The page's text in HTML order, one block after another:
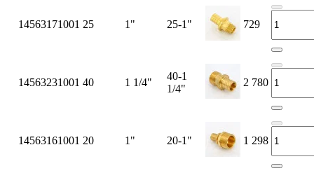
14563171001 25 1" 25-1" 729
14563231001 40 1 1/4"
40-1
1/4"
2 780
14563161001 20 1" 20-1" 1 298